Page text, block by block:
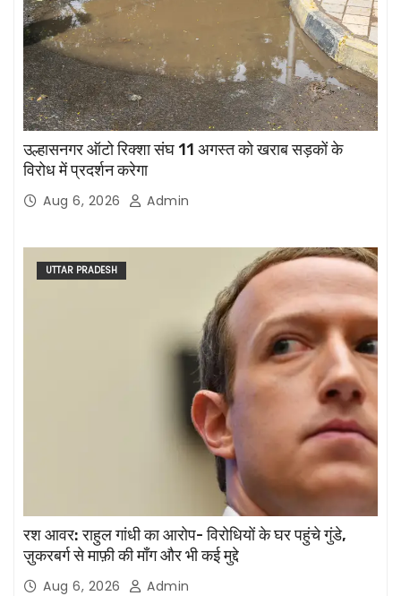
उल्हासनगर ऑटो रिक्शा संघ 11 अगस्त को खराब सड़कों के
विरोध में प्रदर्शन करेगा
Aug 6, 2026 Admin
UTTAR PRADESH
रश आवर: राहुल गांधी का आरोप- विरोधियों के घर पहुंचे गुंडे,
ज़ुकरबर्ग से माफ़ी की माँग और भी कई मुद्दे
Aug 6, 2026 Admin